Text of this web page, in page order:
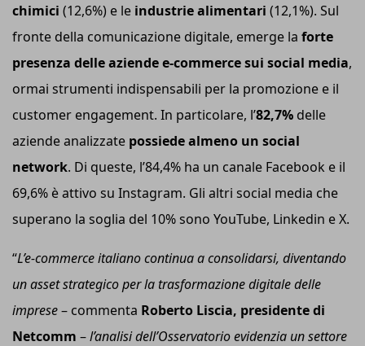
chimici (12,6%) e le industrie alimentari (12,1%). Sul
fronte della comunicazione digitale, emerge la forte
presenza delle aziende e-commerce sui social media,
ormai strumenti indispensabili per la promozione e il
customer engagement. In particolare, l’82,7% delle
aziende analizzate possiede almeno un social
network. Di queste, l’84,4% ha un canale Facebook e il
69,6% è attivo su Instagram. Gli altri social media che
superano la soglia del 10% sono YouTube, Linkedin e X.
“L’e-commerce italiano continua a consolidarsi, diventando
un asset strategico per la trasformazione digitale delle
imprese– commenta Roberto Liscia, presidente di
Netcomm –l’analisi dell’Osservatorio evidenzia un settore